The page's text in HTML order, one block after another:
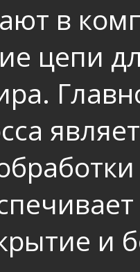
в
цепи
и